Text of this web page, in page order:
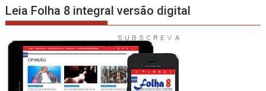
Leia Folha 8 integral versão digital